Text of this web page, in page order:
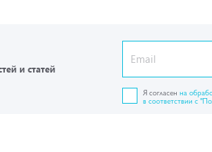
и статей
Я согласен на
в соответствии с